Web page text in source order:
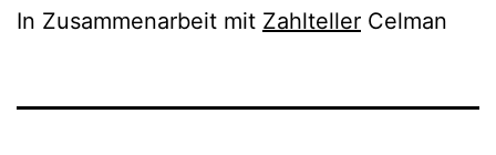
In Zusammenarbeit mit Zahlteller Celman